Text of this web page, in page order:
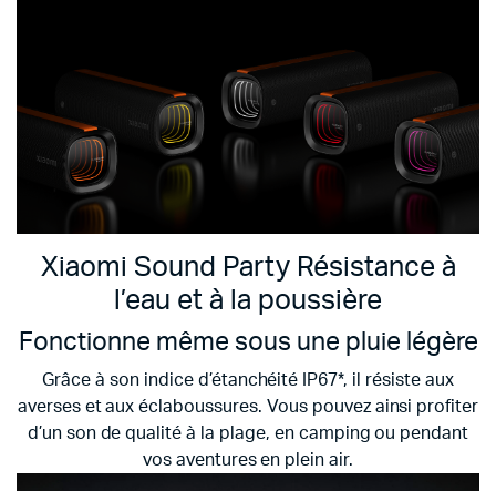
Xiaomi Sound Party Résistance à
l’eau et à la poussière
Fonctionne même sous une pluie légère
Grâce à son indice d’étanchéité IP67*, il résiste aux
averses et aux éclaboussures. Vous pouvez ainsi profiter
d’un son de qualité à la plage, en camping ou pendant
vos aventures en plein air.